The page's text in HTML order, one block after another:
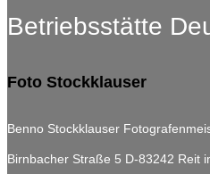
Betriebsstätte
Foto Stockklauser
Benno Stockklauser
Birnbacher Straße 5 D-83242 Reit